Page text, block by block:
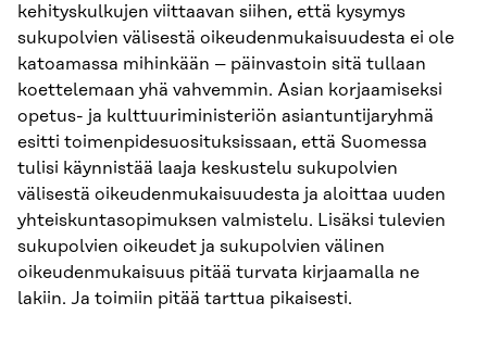
kehityskulkujen viittaavan siihen, että kysymys
sukupolvien välisestä oikeudenmukaisuudesta ei ole
katoamassa mihinkään – päinvastoin sitä tullaan
koettelemaan yhä vahvemmin. Asian korjaamiseksi
opetus- ja kulttuuriministeriön asiantuntijaryhmä
esitti toimenpidesuosituksissaan, että Suomessa
tulisi käynnistää laaja keskustelu sukupolvien
välisestä oikeudenmukaisuudesta ja aloittaa uuden
yhteiskuntasopimuksen valmistelu. Lisäksi tulevien
sukupolvien oikeudet ja sukupolvien välinen
oikeudenmukaisuus pitää turvata kirjaamalla ne
lakiin. Ja toimiin pitää tarttua pikaisesti.